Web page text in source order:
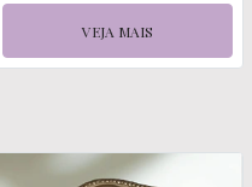
VEJA MAIS